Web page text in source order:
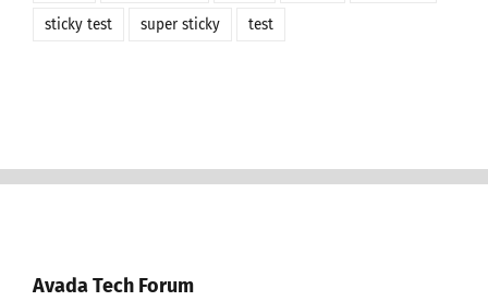
sticky test super sticky test
Avada Tech Forum